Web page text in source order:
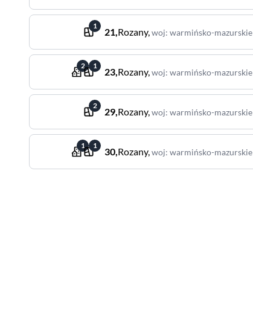
1
21,Rozany,woj: warmińsko-mazurskie
2 1
23,Rozany,woj: warmińsko-mazurskie
2
29,Rozany,woj: warmińsko-mazurskie
1 1
30,Rozany,woj: warmińsko-mazurskie